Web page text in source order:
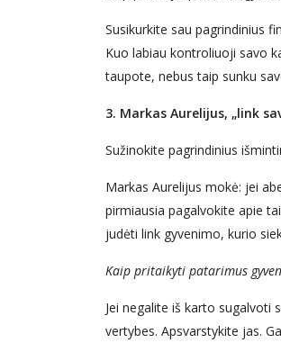
Susikurkite sau pagrindinius
Kuo labiau kontroliuoji savo
taupote, nebus taip sunku
3. Markas Aurelijus, „link
Sužinokite pagrindinius
Markas Aurelijus mokė: jei
pirmiausia pagalvokite apie
judėti link gyvenimo, kurio
Kaip pritaikyti patarimus
Jei negalite iš karto sugalvoti
vertybes. Apsvarstykite jas.